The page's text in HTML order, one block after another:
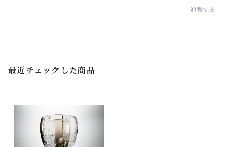
通報する
最近チェックした商品